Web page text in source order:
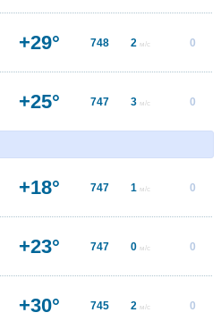
+29° 748 2 м/с 0
+25° 747 3 м/с 0
+18° 747 1 м/с 0
+23° 747 0 м/с 0
+30° 745 2 м/с 0